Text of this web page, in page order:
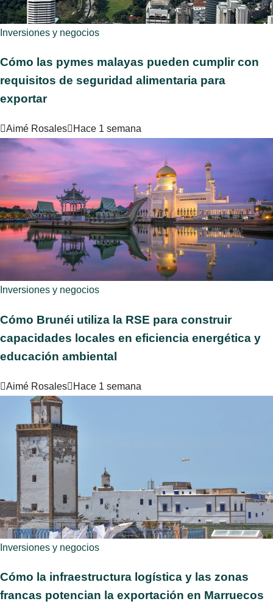
Inversiones y negocios
Cómo las pymes malayas pueden cumplir con
requisitos de seguridad alimentaria para
exportar
Aimé Rosales Hace 1 semana
Inversiones y negocios
Cómo Brunéi utiliza la RSE para construir
capacidades locales en eficiencia energética y
educación ambiental
Aimé Rosales Hace 1 semana
Inversiones y negocios
Cómo la infraestructura logística y las zonas
francas potencian la exportación en Marruecos